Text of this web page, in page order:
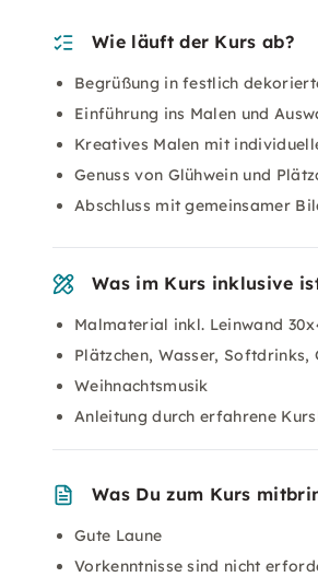
Wie läuft der Kurs ab?
Begrüßung in festlich
Einführung ins Malen und
Kreatives Malen mit
Genuss von Glühwein und
Abschluss mit gemeinsamer
Was im Kurs inklusive
Malmaterial inkl. Leinwand
Plätzchen, Wasser, Softdrinks,
Weihnachtsmusik
Anleitung durch erfahrene
Was Du zum Kurs
Gute Laune
Vorkenntnisse sind nicht